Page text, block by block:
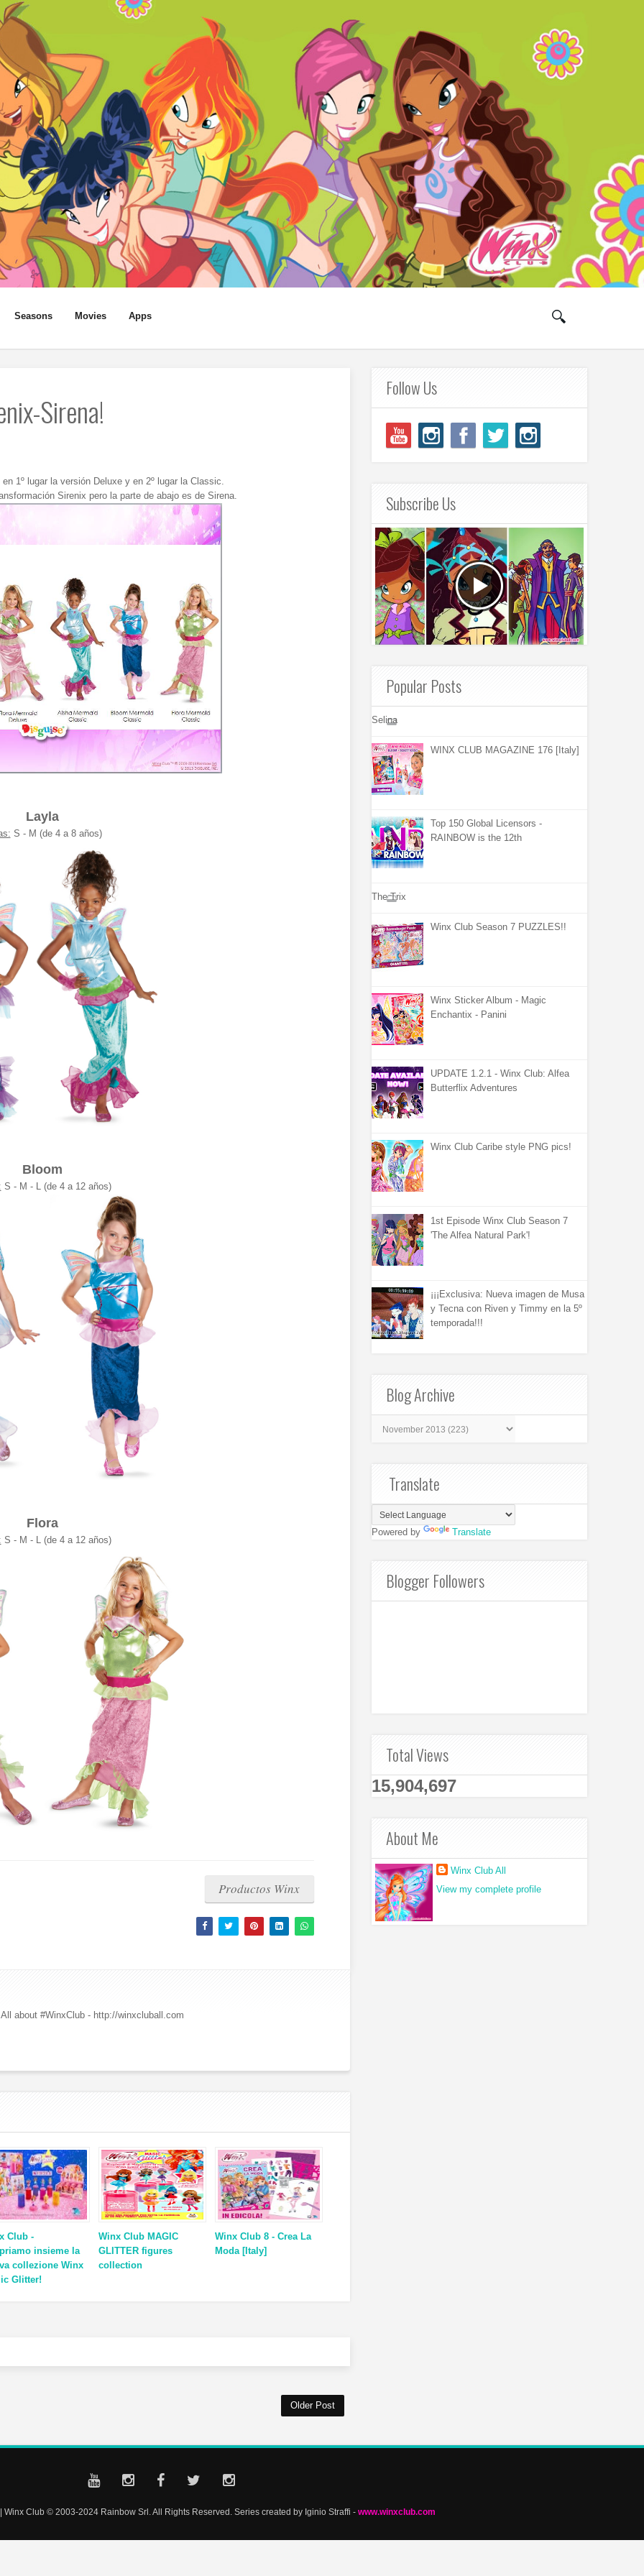
Seasons Movies Apps
Sirena!
1º lugar la versión Deluxe y en 2º lugar la Classic.
Sirenix pero la parte de abajo es de Sirena.
Layla
S - M (de 4 a 8 años)
Bloom
S - M - L (de 4 a 12 años)
Flora
S - M - L (de 4 a 12 años)
Productos Winx
about #WinxClub - http://winxcluball.com
Club -
insieme la
collezione Winx
Glitter!
Winx Club MAGIC
GLITTER figures
collection
Winx Club 8 - Crea La
Moda [Italy]
Older Post
Follow Us
Subscribe Us
Popular Posts
Selina
WINX CLUB MAGAZINE 176 [Italy]
Top 150 Global Licensors -
RAINBOW is the 12th
The Trix
Winx Club Season 7 PUZZLES!!
Winx Sticker Album - Magic
Enchantix - Panini
UPDATE 1.2.1 - Winx Club: Alfea
Butterflix Adventures
Winx Club Caribe style PNG pics!
1st Episode Winx Club Season 7
'The Alfea Natural Park'!
¡¡¡Exclusiva: Nueva imagen de Musa
y Tecna con Riven y Timmy en la 5º
temporada!!!
Blog Archive
Translate
Powered by Translate
Blogger Followers
Total Views
15,904,697
About Me
Winx Club All
View my complete profile
Winx Club © 2003-2024 Rainbow Srl. All Rights Reserved. Series created by Iginio Straffi - www.winxclub.com